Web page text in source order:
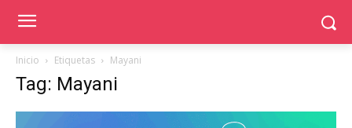
Inicio Etiquetas Mayani
Tag: Mayani